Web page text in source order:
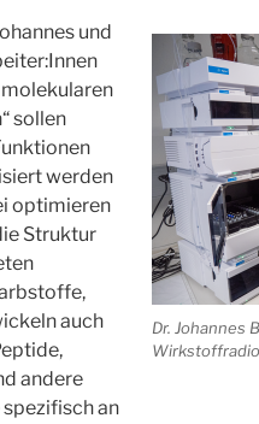
Dr. Johannes
und
sollen
werden
optimieren
Struktur
auch
andere
an